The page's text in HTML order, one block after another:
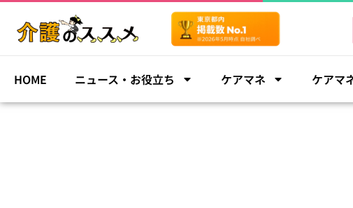
HOME ニュース・お役立ち ケアマネ ケアマ